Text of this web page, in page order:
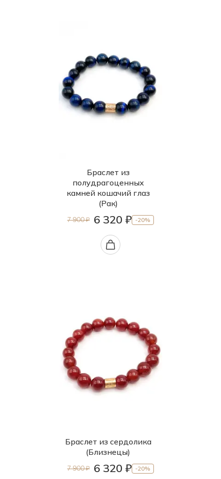
Браслет из
полудрагоценных
камней кошачий глаз
(Рак)
7 900 ₽ 6 320 ₽ -20%
Браслет из сердолика
(Близнецы)
7 900 ₽ 6 320 ₽ -20%